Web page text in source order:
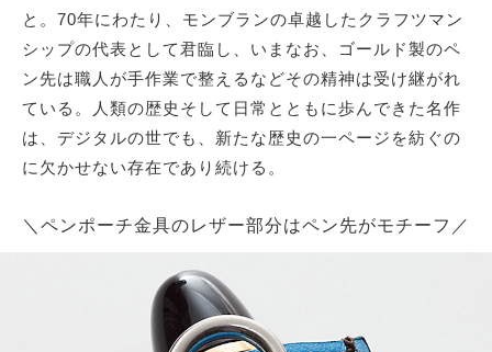
と。70年にわたり、モンブランの卓越したクラフツマン
シップの代表として君臨し、いまなお、ゴールド製のペ
ン先は職人が手作業で整えるなどその精神は受け継がれ
ている。人類の歴史そして日常とともに歩んできた名作
は、デジタルの世でも、新たな歴史の一ページを紡ぐの
に欠かせない存在であり続ける。
＼ペンポーチ金具のレザー部分はペン先がモチーフ／